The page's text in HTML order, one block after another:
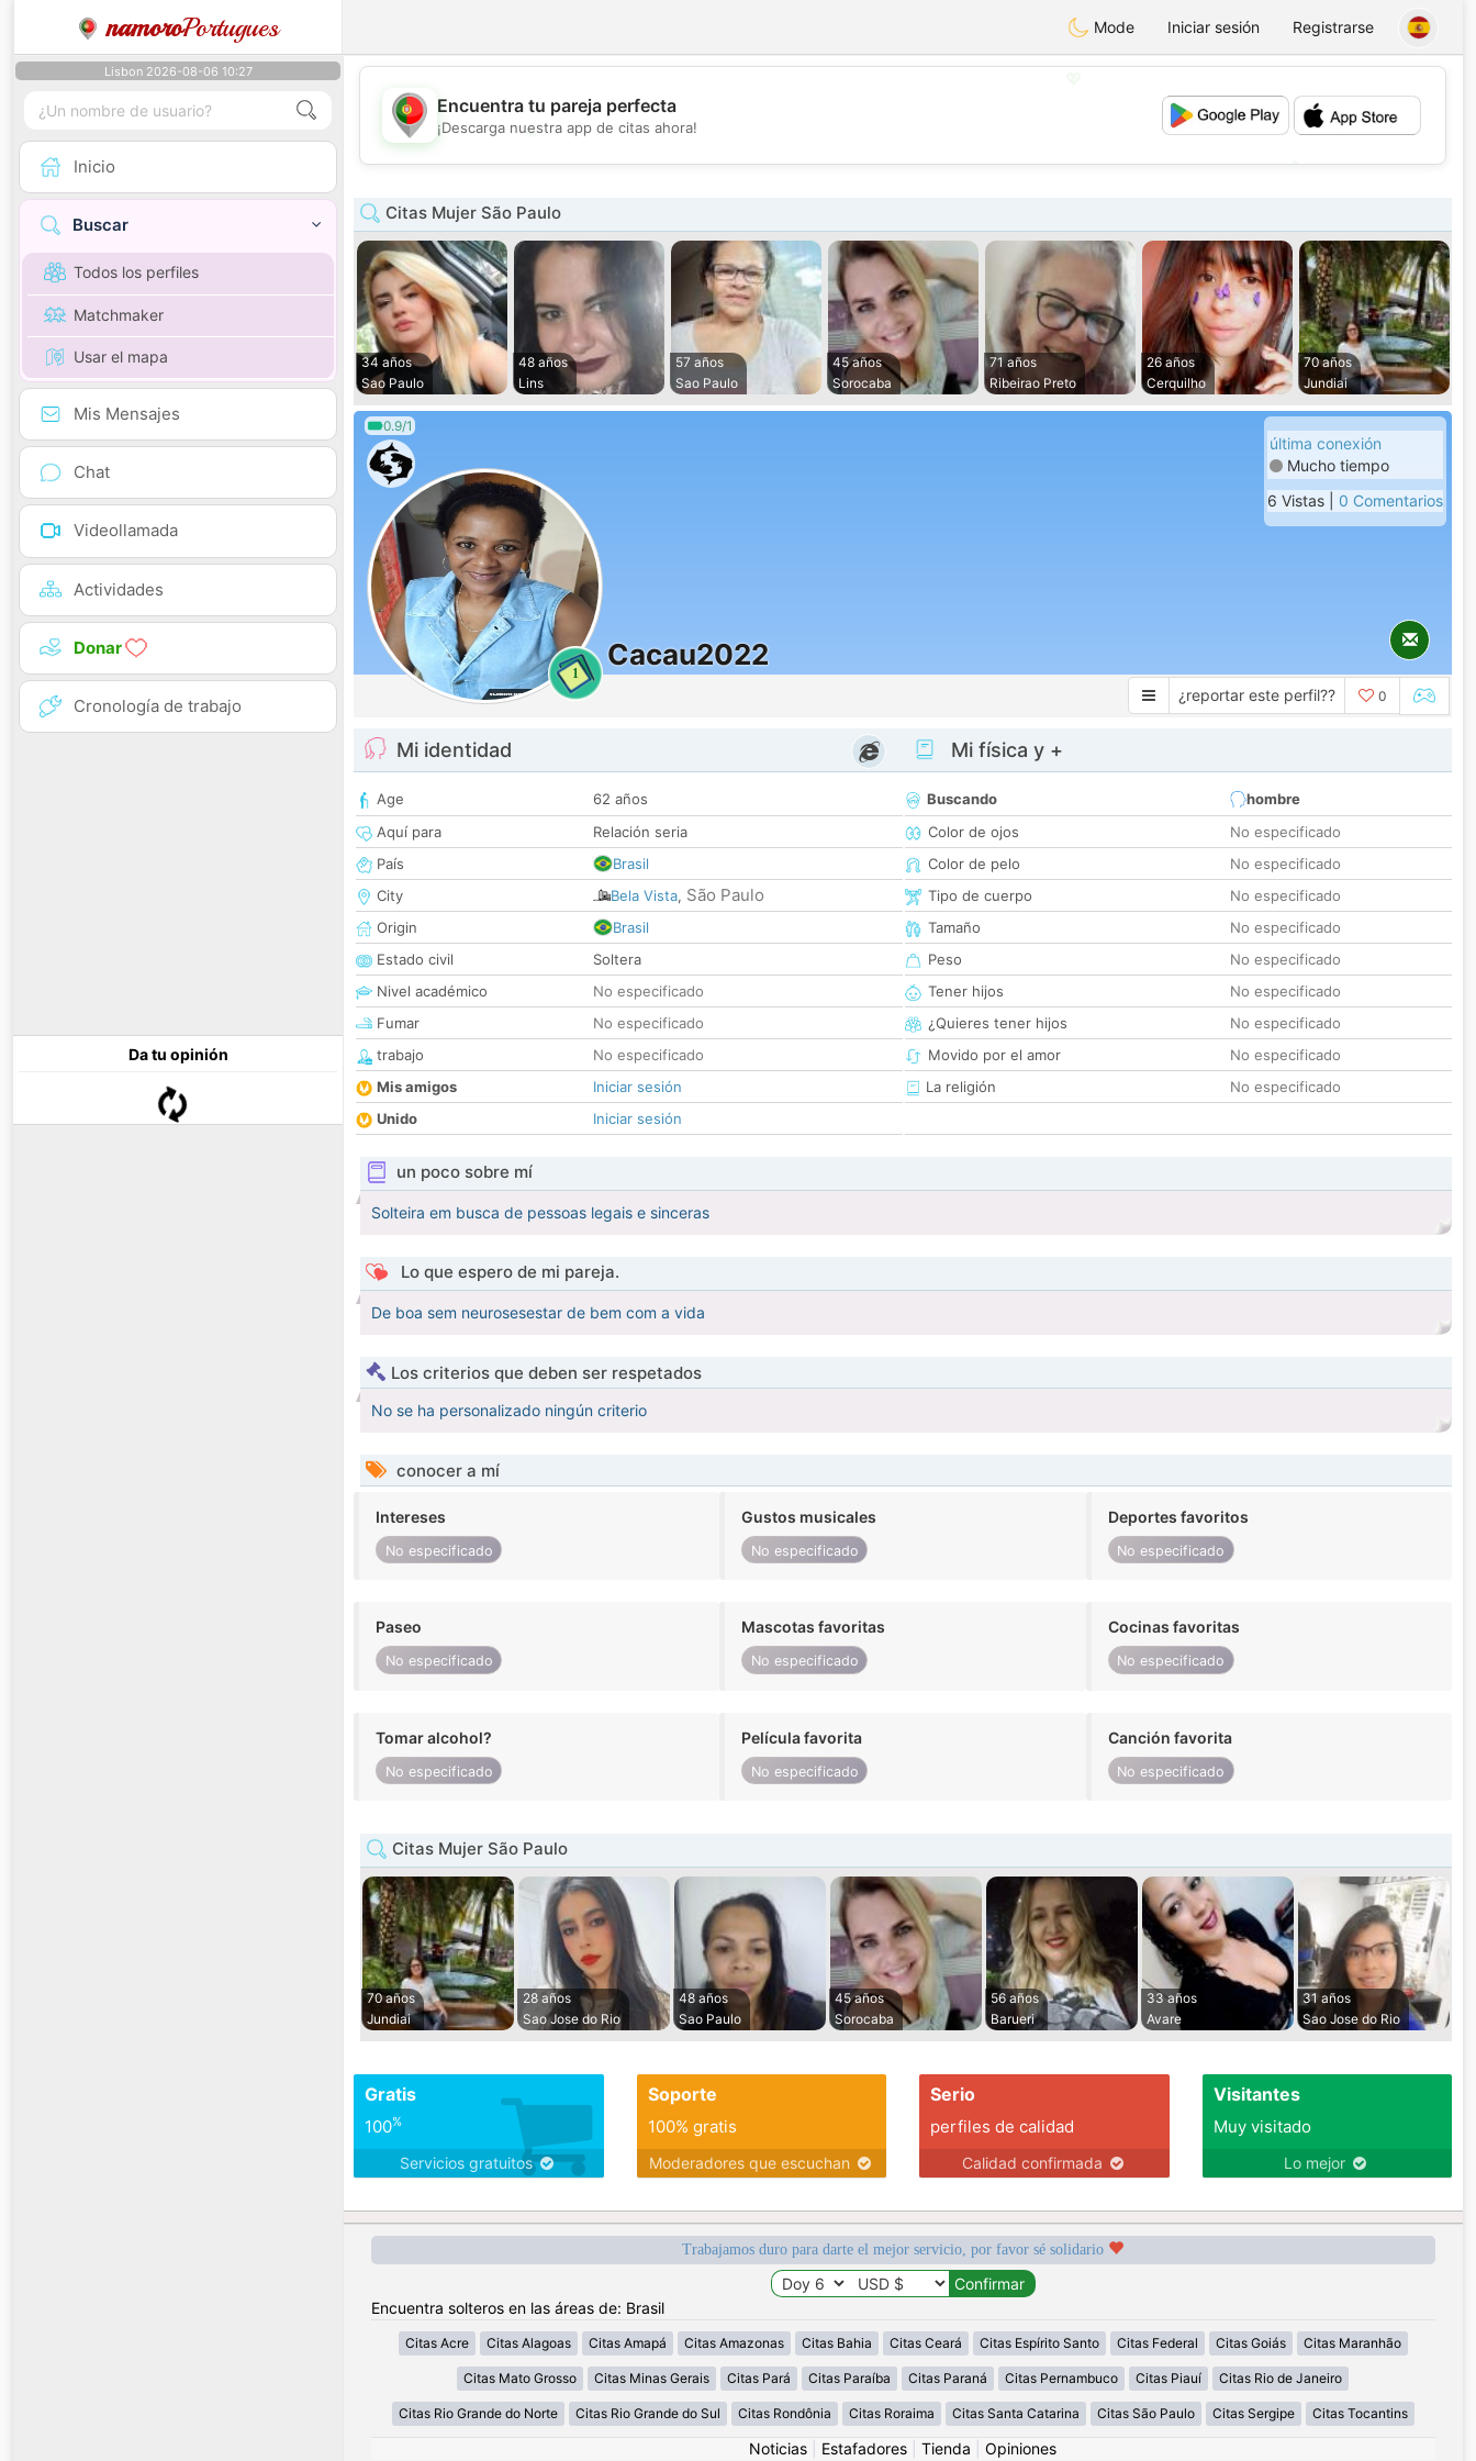
namoroPortugues Mode Iniciar sesión Registrarse
Lisbon 2026-08-06 10:27
Inicio
Buscar
Todos los perfiles
Matchmaker
Usar el mapa
Mis Mensajes
Chat
Videollamada
Actividades
Donar
Cronología de trabajo
Da tu opinión
💕
Encuentra tu pareja perfecta
¡Descarga nuestra app de citas ahora!
Citas Mujer São Paulo
34 años
Sao Paulo
48 años
Lins
57 años
Sao Paulo
45 años
Sorocaba
71 años
Ribeirao Preto
26 años
Cerquilho
70 años
Jundiai
0.9/1
1
Cacau2022
última conexión
Mucho tiempo
6 Vistas | 0 Comentarios
¿reportar este perfil?? 0
Mi identidad
Age
62 años
Aquí para
Relación seria
País
Brasil
City
Bela Vista, São Paulo
Origin
Brasil
Estado civil
Soltera
Nivel académico
No especificado
Fumar
No especificado
trabajo
No especificado
Mis amigos
Iniciar sesión
Unido
Iniciar sesión
Mi física y +
Buscando
hombre
Color de ojos
No especificado
Color de pelo
No especificado
Tipo de cuerpo
No especificado
Tamaño
No especificado
Peso
No especificado
Tener hijos
No especificado
¿Quieres tener hijos
No especificado
Movido por el amor
No especificado
La religión
No especificado
un poco sobre mí
Solteira em busca de pessoas legais e sinceras
Lo que espero de mi pareja.
De boa sem neurosesestar de bem com a vida
Los criterios que deben ser respetados
No se ha personalizado ningún criterio
conocer a mí
Intereses
No especificado
Gustos musicales
No especificado
Deportes favoritos
No especificado
Paseo
No especificado
Mascotas favoritas
No especificado
Cocinas favoritas
No especificado
Tomar alcohol?
No especificado
Película favorita
No especificado
Canción favorita
No especificado
Citas Mujer São Paulo
70 años
Jundiai
28 años
Sao Jose do Rio
48 años
Sao Paulo
45 años
Sorocaba
56 años
Barueri
33 años
Avare
31 años
Sao Jose do Rio
Gratis
100%
Servicios gratuitos
Soporte
100% gratis
Moderadores que escuchan
Serio
perfiles de calidad
Calidad confirmada
Visitantes
Muy visitado
Lo mejor
Trabajamos duro para darte el mejor servicio, por favor sé solidario
Encuentra solteros en las áreas de: Brasil
Citas Acre Citas Alagoas Citas Amapá Citas Amazonas Citas Bahia Citas Ceará Citas Espírito Santo Citas Federal Citas Goiás Citas Maranhão
Citas Mato Grosso Citas Minas Gerais Citas Pará Citas Paraíba Citas Paraná Citas Pernambuco Citas Piauí Citas Rio de Janeiro
Citas Rio Grande do Norte Citas Rio Grande do Sul Citas Rondônia Citas Roraima Citas Santa Catarina Citas São Paulo Citas Sergipe Citas Tocantins
Noticias Estafadores Tienda Opiniones